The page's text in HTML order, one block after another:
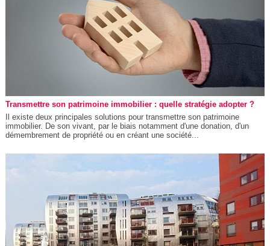
Transmettre son patrimoine immobilier : quelle stratégie adopter ?
Il existe deux principales solutions pour transmettre son patrimoine
immobilier. De son vivant, par le biais notamment d'une donation, d'un
démembrement de propriété ou en créant une société...